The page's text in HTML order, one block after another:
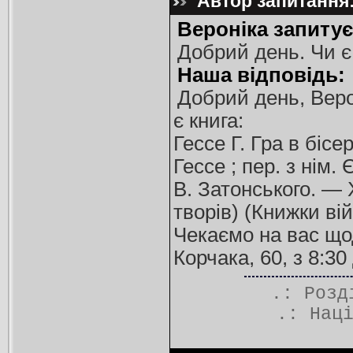
Вероніка
Добрий день. Чи є
Наша відповідь:
Добрий день,
є книга:
Гессе Г. Гра в
Гессе ; пер. з
В. Затонського. —
творів) (Книжки
Чекаємо на вас
Корчака, 60, з
.:
.: